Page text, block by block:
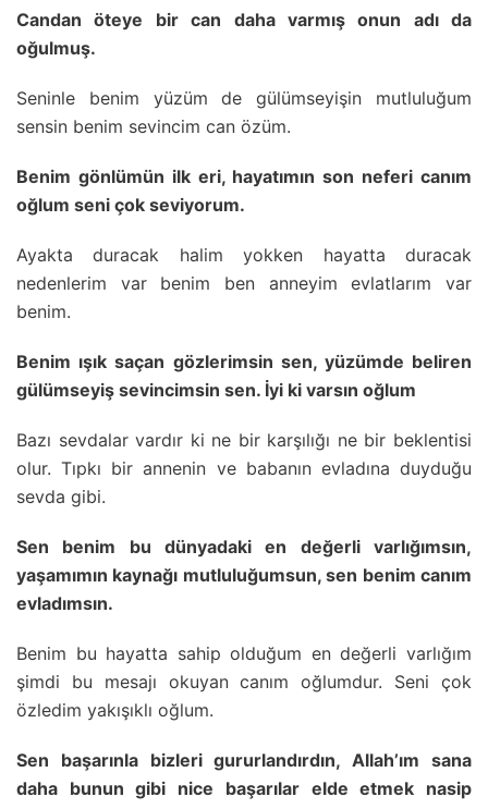
Candan öteye bir can daha varmış onun adı da
oğulmuş.
Seninle benim yüzüm de gülümseyişin mutluluğum
sensin benim sevincim can özüm.
Benim gönlümün ilk eri, hayatımın son neferi canım
oğlum seni çok seviyorum.
Ayakta duracak halim yokken hayatta duracak
nedenlerim var benim ben anneyim evlatlarım var
benim.
Benim ışık saçan gözlerimsin sen, yüzümde beliren
gülümseyiş sevincimsin sen. İyi ki varsın oğlum
Bazı sevdalar vardır ki ne bir karşılığı ne bir beklentisi
olur. Tıpkı bir annenin ve babanın evladına duyduğu
sevda gibi.
Sen benim bu dünyadaki en değerli varlığımsın,
yaşamımın kaynağı mutluluğumsun, sen benim canım
evladımsın.
Benim bu hayatta sahip olduğum en değerli varlığım
şimdi bu mesajı okuyan canım oğlumdur. Seni çok
özledim yakışıklı oğlum.
Sen başarınla bizleri gururlandırdın, Allah’ım sana
daha bunun gibi nice başarılar elde etmek nasip